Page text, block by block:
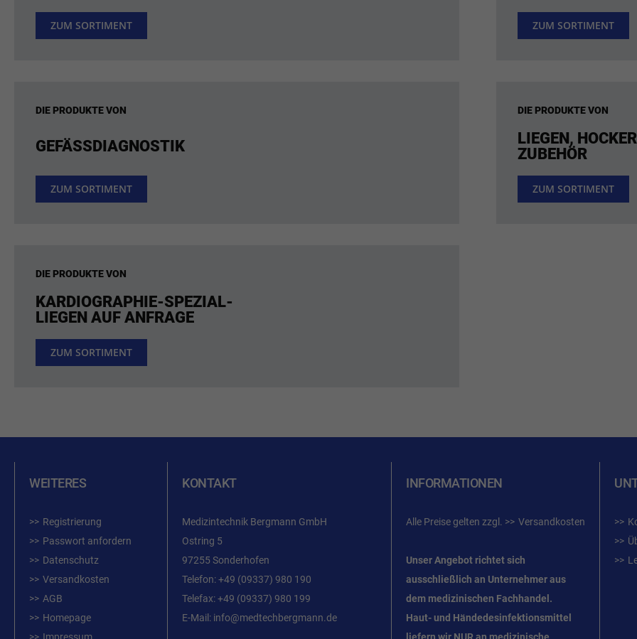
ZUM SORTIMENT ZUM SORTIMENT
DIE PRODUKTE VON
GEFÄSSDIAGNOSTIK
ZUM SORTIMENT
DIE PRODUKTE VON
LIEGEN,
ZUBEHÖR
ZUM SORTIMENT
DIE PRODUKTE VON
KARDIOGRAPHIE-SPEZIAL-
LIEGEN AUF ANFRAGE
ZUM SORTIMENT
WEITERES
Registrierung
Passwort anfordern
Datenschutz
Versandkosten
AGB
Homepage
KONTAKT
Medizintechnik Bergmann GmbH
Ostring 5
97255 Sonderhofen
Telefon:+49 (09337) 980 190
Telefax: +49 (09337) 980 199
E-Mail: info@medtechbergmann.de
INFORMATIONEN
Alle Preise gelten zzgl. Versandkosten
Unser Angebot richtet sich
ausschließlich an Unternehmeraus
dem medizinischen Fachhandel.
Haut- und Händedesinfektionsmittel